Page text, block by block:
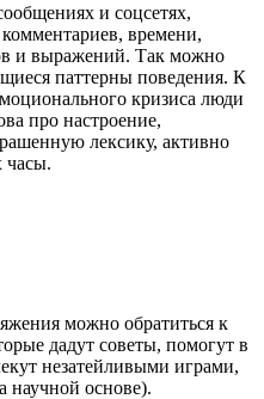
и соцсетях,
времени,
и выражений. Так можно
паттерны поведения. К
кризиса люди
про настроение,
лексику, активно
часы.
можно обратиться к
дадут советы, помогут в
незатейливыми играми,
основе).